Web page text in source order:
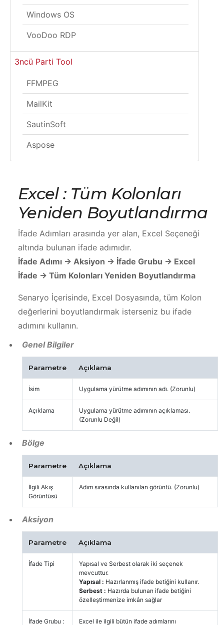
Windows OS
VooDoo RDP
3ncü Parti Tool
FFMPEG
MailKit
SautinSoft
Aspose
Excel : Tüm Kolonları
Yeniden Boyutlandırma
İfade Adımları arasında yer alan, Excel Seçeneği
altında bulunan ifade adımıdır.
İfade Adımı -> Aksiyon -> İfade Grubu -> Excel
İfade -> Tüm Kolonları Yeniden Boyutlandırma
Senaryo İçerisinde, Excel Dosyasında, tüm Kolon
değerlerini boyutlandırmak isterseniz bu ifade
adımını kullanın.
Genel Bilgiler
Parametre Açıklama
İsim Uygulama yürütme adımının adı. (Zorunlu)
Açıklama
Uygulama yürütme adımının açıklaması.
(Zorunlu Değil)
Bölge
Parametre Açıklama
İlgili Akış
Görüntüsü
Adım sırasında kullanılan görüntü. (Zorunlu)
Aksiyon
Parametre Açıklama
İfade Tipi
Yapısal ve Serbest olarak iki seçenek
mevcuttur.
Yapısal : Hazırlanmış ifade betiğini kullanır.
Serbest : Hazırda bulunan ifade betiğini
özelleştirmenize imkân sağlar
İfade Grubu : Excel ile ilgili bütün ifade adımlarını